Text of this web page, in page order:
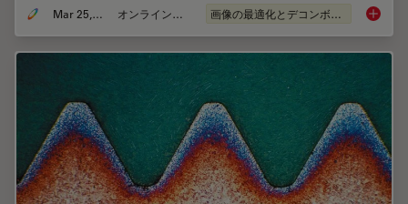
Mar 25, 2020 オンラインセミナー 画像の最適化とデコンボリューション